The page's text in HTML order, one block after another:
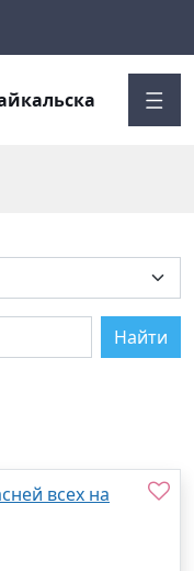
Найти
всех на
Найти